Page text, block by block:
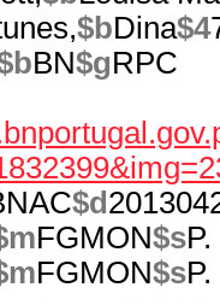
$bDina$4
BN$gRPC
$d
FGMON$s
FGMON$s